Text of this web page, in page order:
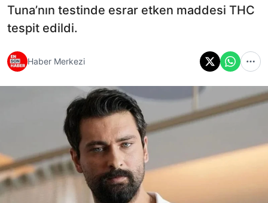
Tuna’nın testinde esrar etken maddesi THC
tespit edildi.
Haber Merkezi